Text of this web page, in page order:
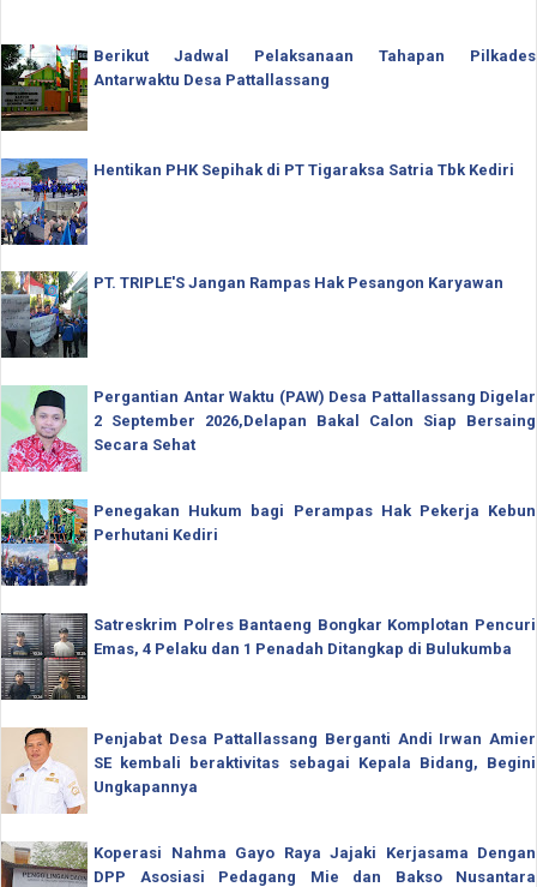
Berikut Jadwal Pelaksanaan Tahapan Pilkades
Antarwaktu Desa Pattallassang
Hentikan PHK Sepihak di PT Tigaraksa Satria Tbk Kediri
PT. TRIPLE'S Jangan Rampas Hak Pesangon Karyawan
Pergantian Antar Waktu (PAW) Desa Pattallassang Digelar
2 September 2026,Delapan Bakal Calon Siap Bersaing
Secara Sehat
Penegakan Hukum bagi Perampas Hak Pekerja Kebun
Perhutani Kediri
Satreskrim Polres Bantaeng Bongkar Komplotan Pencuri
Emas, 4 Pelaku dan 1 Penadah Ditangkap di Bulukumba
Penjabat Desa Pattallassang Berganti Andi Irwan Amier
SE kembali beraktivitas sebagai Kepala Bidang, Begini
Ungkapannya
Koperasi Nahma Gayo Raya Jajaki Kerjasama Dengan
DPP Asosiasi Pedagang Mie dan Bakso Nusantara